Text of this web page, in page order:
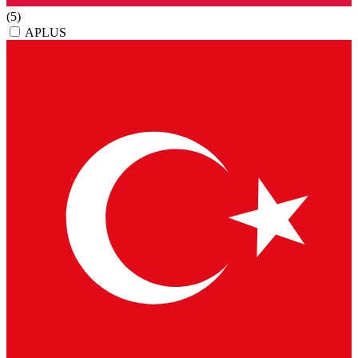
(5)
APLUS